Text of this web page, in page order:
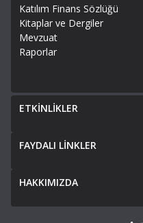
Katılım Finans Sözlüğü
Kitaplar ve Dergiler
Mevzuat
Raporlar
ETKİNLİKLER
FAYDALI LİNKLER
HAKKIMIZDA